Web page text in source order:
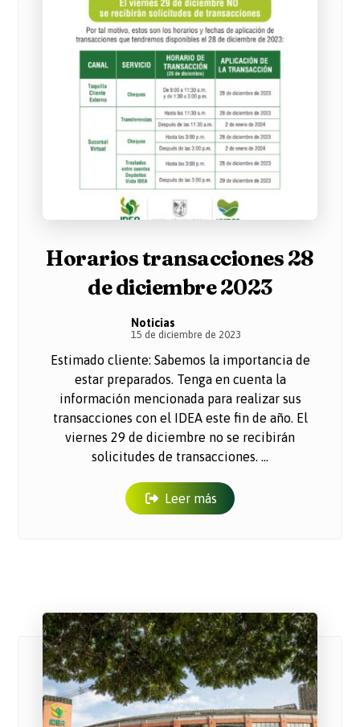
Horarios transacciones 28
de diciembre 2023
Noticias
15 de diciembre de 2023
Estimado cliente: Sabemos la importancia de
estar preparados. Tenga en cuenta la
información mencionada para realizar sus
transacciones con el IDEA este fin de año. El
viernes 29 de diciembre no se recibirán
solicitudes de transacciones. ...
Leer más